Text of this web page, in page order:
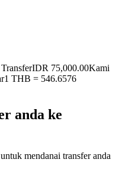
IDR 75,000.00Kami
1 THB = 546.6576
anda ke
mendanai transfer anda